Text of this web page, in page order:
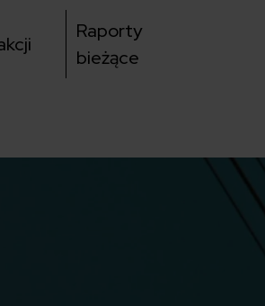
Raporty
bieżące